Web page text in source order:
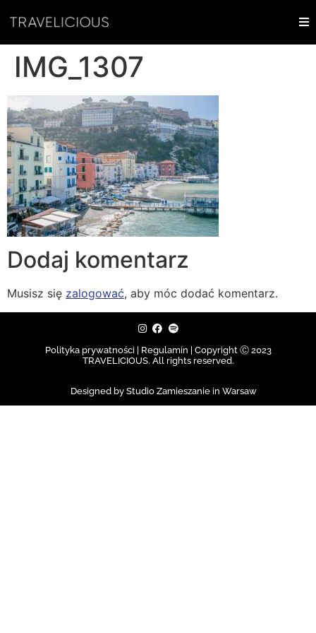
IMG_1307
Dodaj komentarz
Musisz się zalogować, aby móc dodać komentarz.
Polityka prywatności | Regulamin | Copyright Ⓒ 2023
TRAVELICIOUS. All rights reserved.
Designed by Studio Zamieszanie in Warsaw